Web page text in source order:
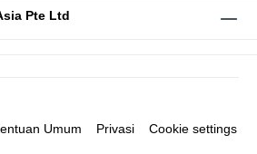
Pte Ltd
Umum Privasi Cookie settings